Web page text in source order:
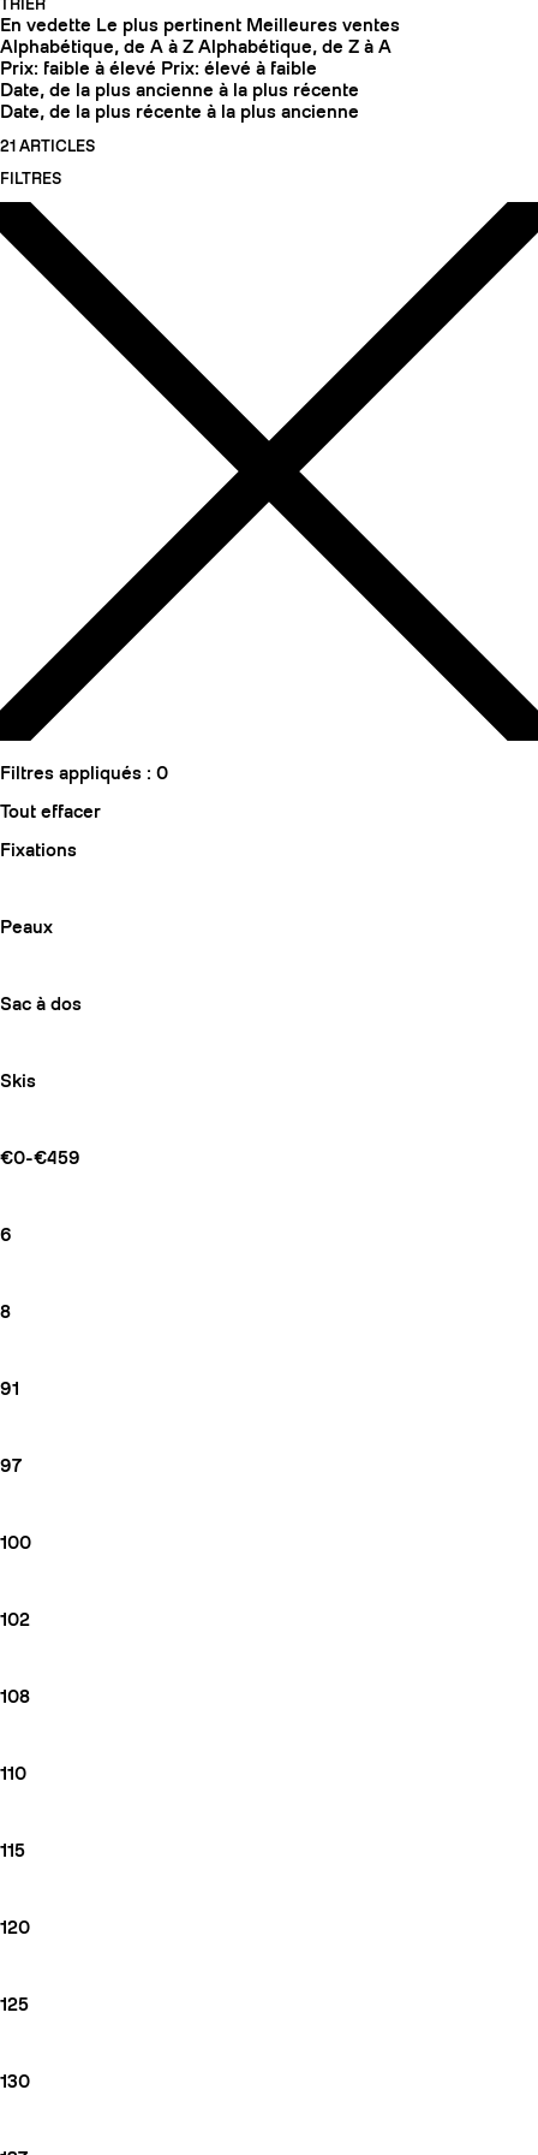
TRIER
En vedette Le plus pertinent Meilleures ventes
Alphabétique, de A à Z Alphabétique, de Z à A
Prix: faible à élevé Prix: élevé à faible
Date, de la plus ancienne à la plus récente
Date, de la plus récente à la plus ancienne
21 ARTICLES
FILTRES
Filtres appliqués : 0
Tout effacer
Fixations
Peaux
Sac à dos
Skis
€0-€459
6
8
91
97
100
102
108
110
115
120
125
130